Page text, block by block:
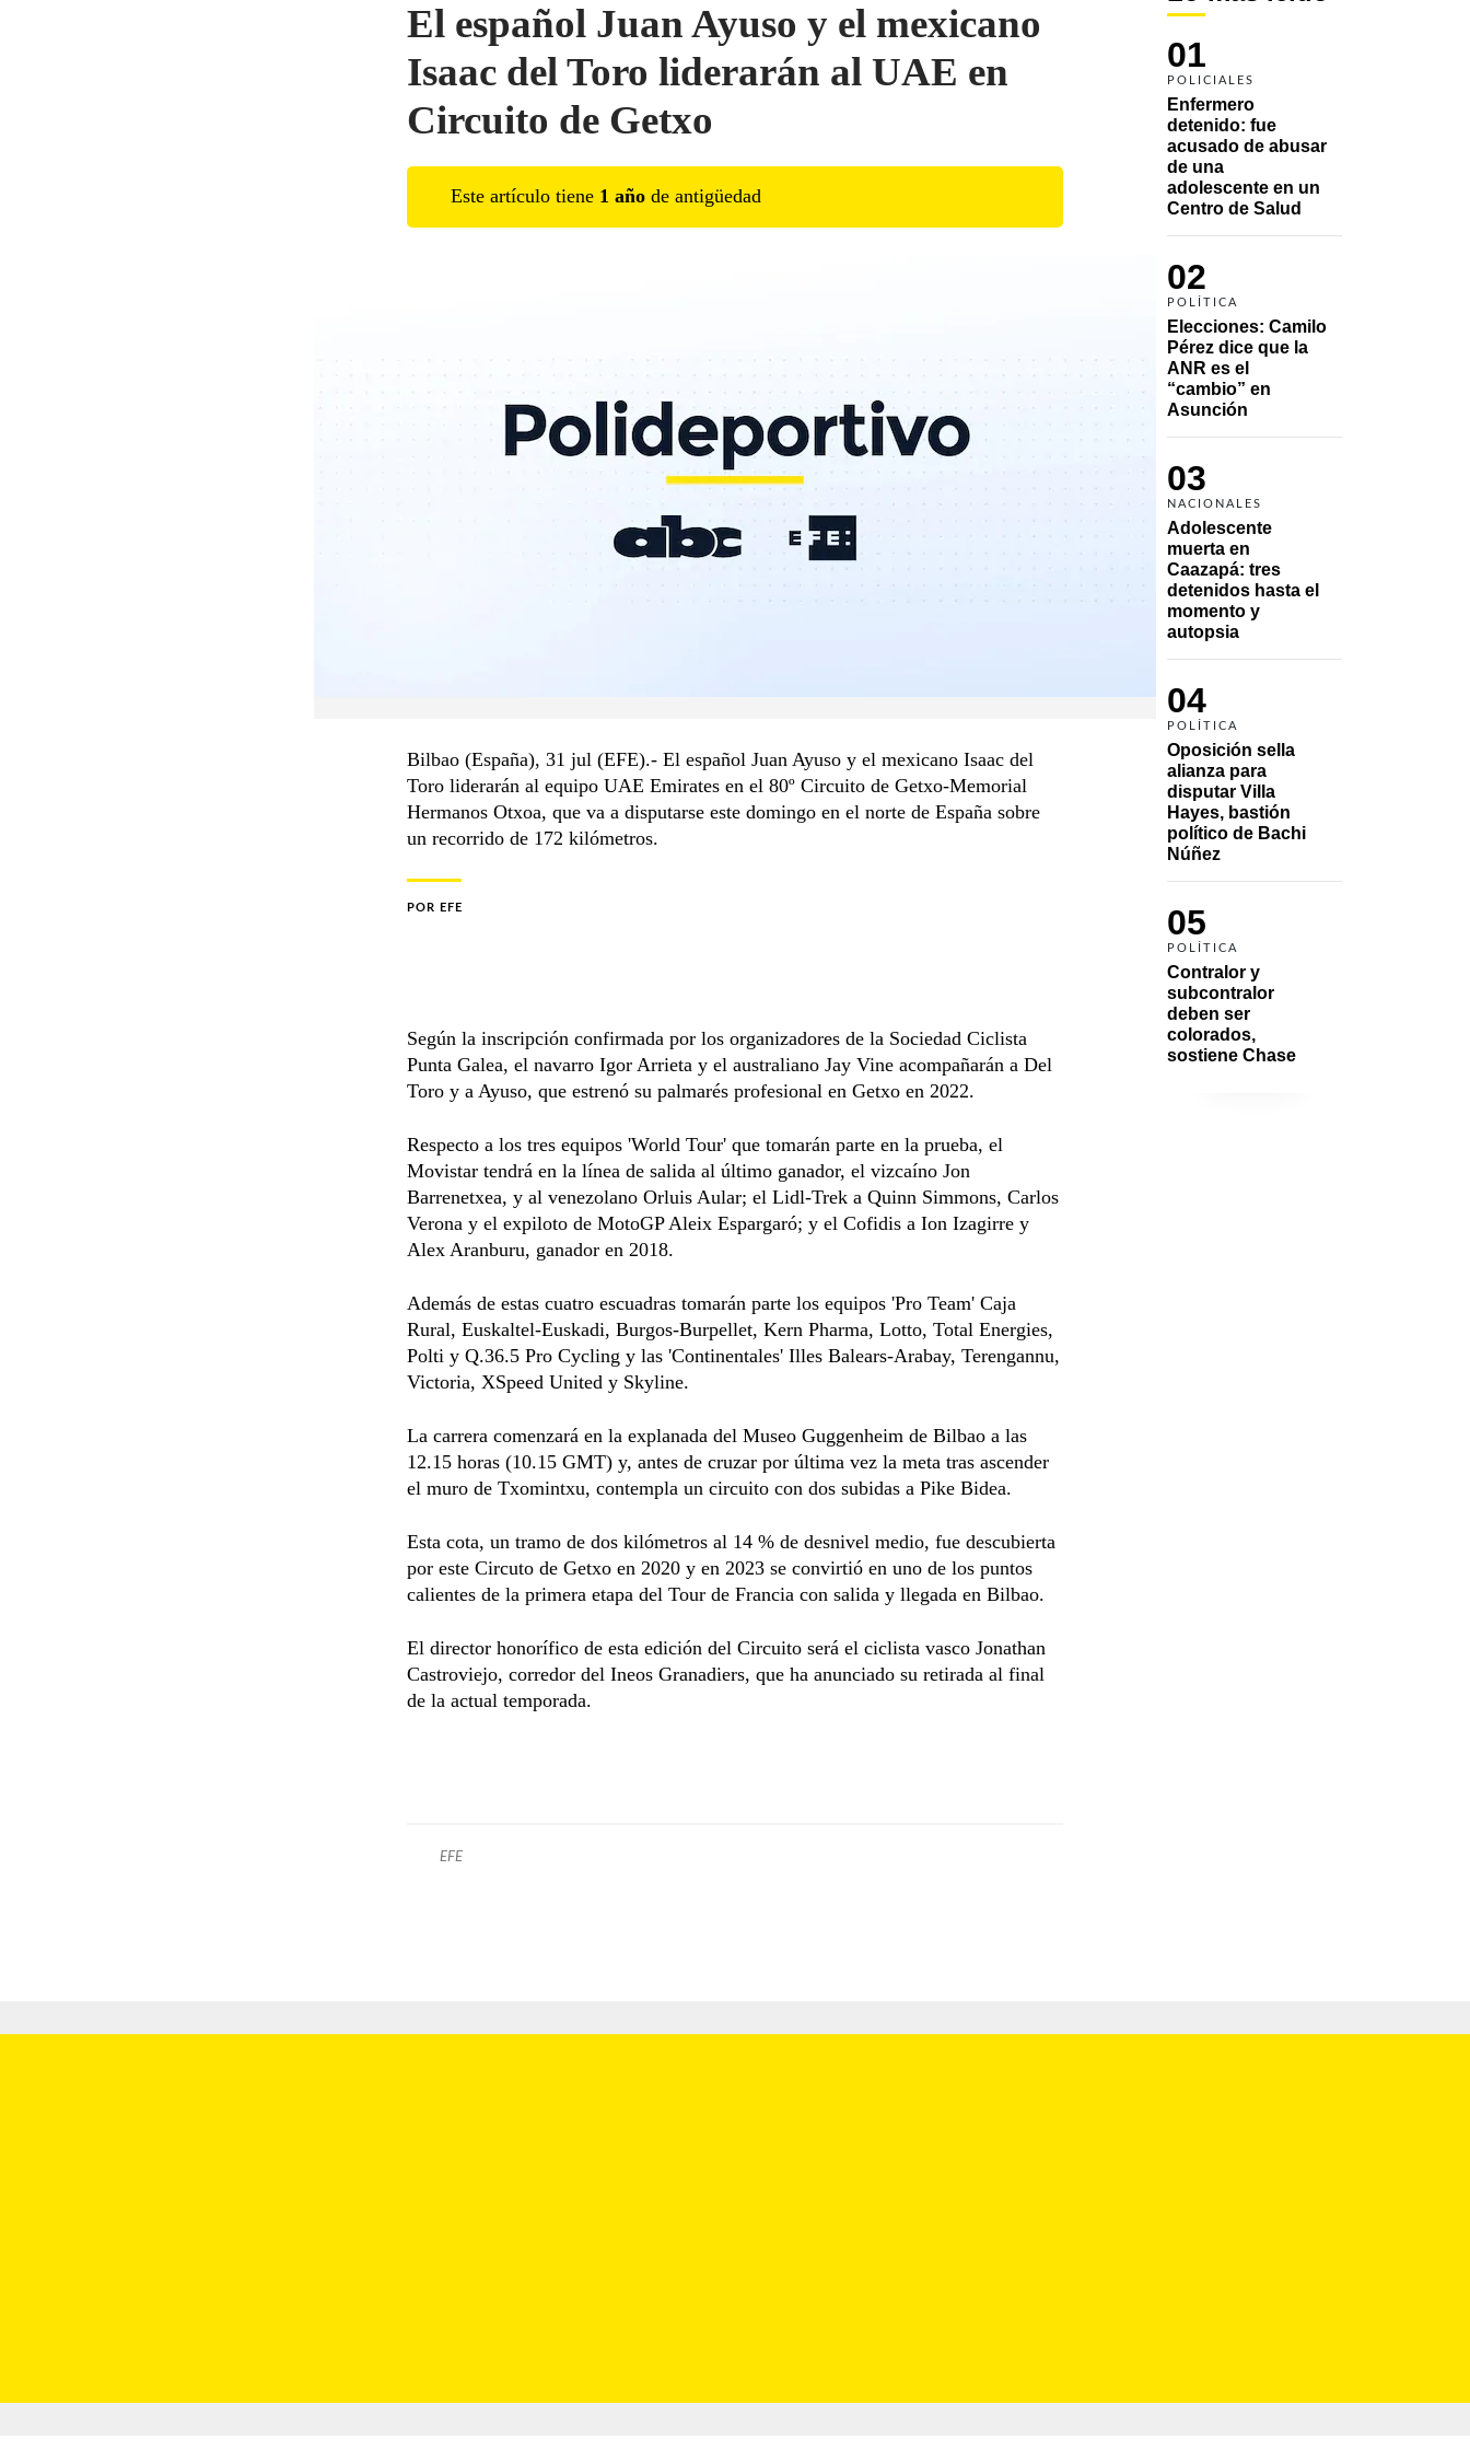
01
POLICIALES
Enfermero
detenido: fue
acusado de abusar
de una
adolescente en un
Centro de Salud
02
POLÍTICA
Elecciones: Camilo
Pérez dice que la
ANR es el
“cambio” en
Asunción
03
NACIONALES
Adolescente
muerta en
Caazapá: tres
detenidos hasta el
momento y
autopsia
04
POLÍTICA
Oposición sella
alianza para
disputar Villa
Hayes, bastión
político de Bachi
Núñez
05
POLÍTICA
Contralor y
subcontralor
deben ser
colorados,
sostiene Chase
El español Juan Ayuso y el mexicano
Isaac del Toro liderarán al UAE en
Circuito de Getxo
Este artículo tiene 1 año de antigüedad
Bilbao (España), 31 jul (EFE).- El español Juan Ayuso y el mexicano Isaac del
Toro liderarán al equipo UAE Emirates en el 80º Circuito de Getxo-Memorial
Hermanos Otxoa, que va a disputarse este domingo en el norte de España sobre
un recorrido de 172 kilómetros.
POR EFE
Según la inscripción confirmada por los organizadores de la Sociedad Ciclista
Punta Galea, el navarro Igor Arrieta y el australiano Jay Vine acompañarán a Del
Toro y a Ayuso, que estrenó su palmarés profesional en Getxo en 2022.
Respecto a los tres equipos 'World Tour' que tomarán parte en la prueba, el
Movistar tendrá en la línea de salida al último ganador, el vizcaíno Jon
Barrenetxea, y al venezolano Orluis Aular; el Lidl-Trek a Quinn Simmons, Carlos
Verona y el expiloto de MotoGP Aleix Espargaró; y el Cofidis a Ion Izagirre y
Alex Aranburu, ganador en 2018.
Además de estas cuatro escuadras tomarán parte los equipos 'Pro Team' Caja
Rural, Euskaltel-Euskadi, Burgos-Burpellet, Kern Pharma, Lotto, Total Energies,
Polti y Q.36.5 Pro Cycling y las 'Continentales' Illes Balears-Arabay, Terengannu,
Victoria, XSpeed United y Skyline.
La carrera comenzará en la explanada del Museo Guggenheim de Bilbao a las
12.15 horas (10.15 GMT) y, antes de cruzar por última vez la meta tras ascender
el muro de Txomintxu, contempla un circuito con dos subidas a Pike Bidea.
Esta cota, un tramo de dos kilómetros al 14 % de desnivel medio, fue descubierta
por este Circuto de Getxo en 2020 y en 2023 se convirtió en uno de los puntos
calientes de la primera etapa del Tour de Francia con salida y llegada en Bilbao.
El director honorífico de esta edición del Circuito será el ciclista vasco Jonathan
Castroviejo, corredor del Ineos Granadiers, que ha anunciado su retirada al final
de la actual temporada.
EFE